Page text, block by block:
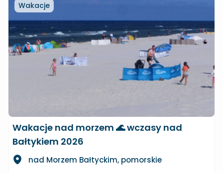
Wakacje
Wakacje nad morzem 🌊 wczasy nad
Bałtykiem 2026
nad Morzem Bałtyckim, pomorskie